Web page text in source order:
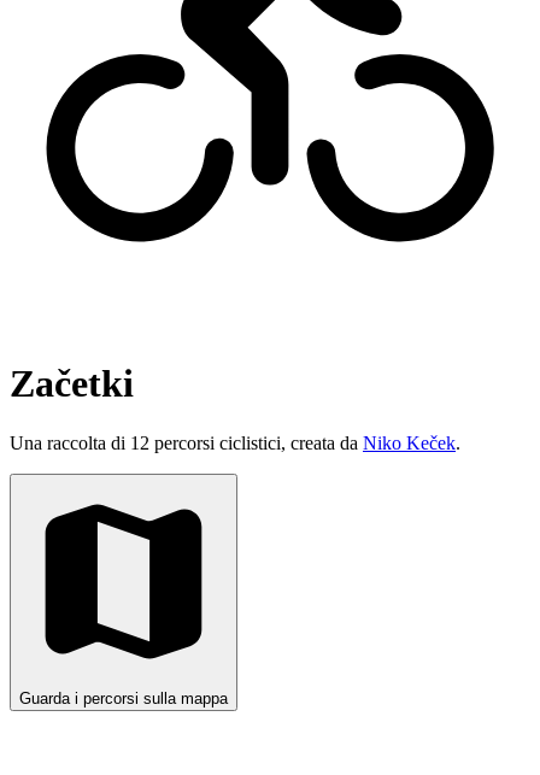
Začetki
Una raccolta di 12 percorsi ciclistici, creata da Niko Keček.
Guarda i percorsi sulla mappa